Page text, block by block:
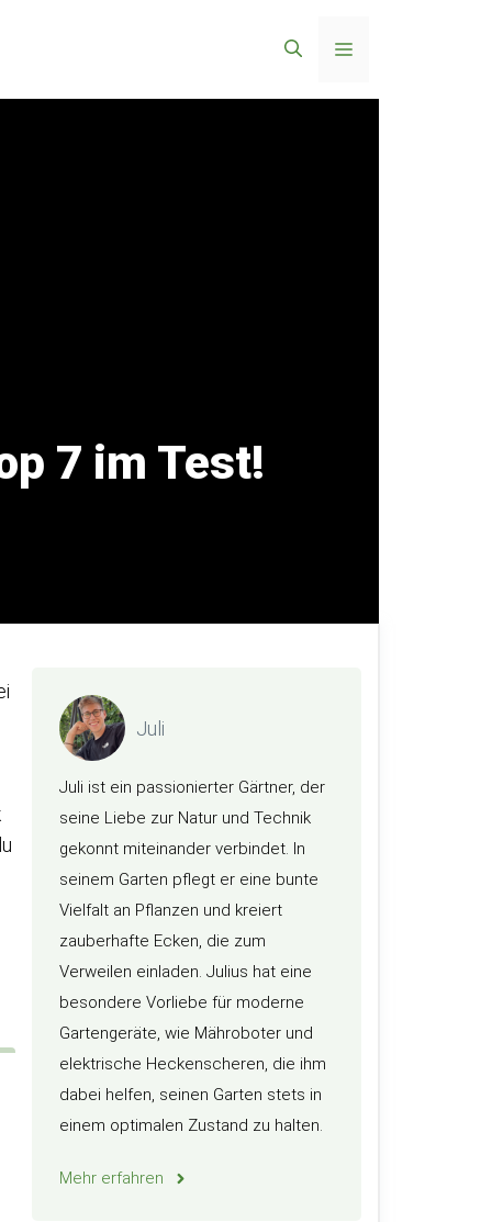
Menü
7 im Test!
Juli
Juli ist ein passionierter Gärtner, der
seine Liebe zur Natur und Technik
gekonnt miteinander verbindet. In
seinem Garten pflegt er eine bunte
Vielfalt an Pflanzen und kreiert
zauberhafte Ecken, die zum
Verweilen einladen. Julius hat eine
besondere Vorliebe für moderne
Gartengeräte, wie Mähroboter und
elektrische Heckenscheren, die ihm
dabei helfen, seinen Garten stets in
einem optimalen Zustand zu halten.
Mehr erfahren